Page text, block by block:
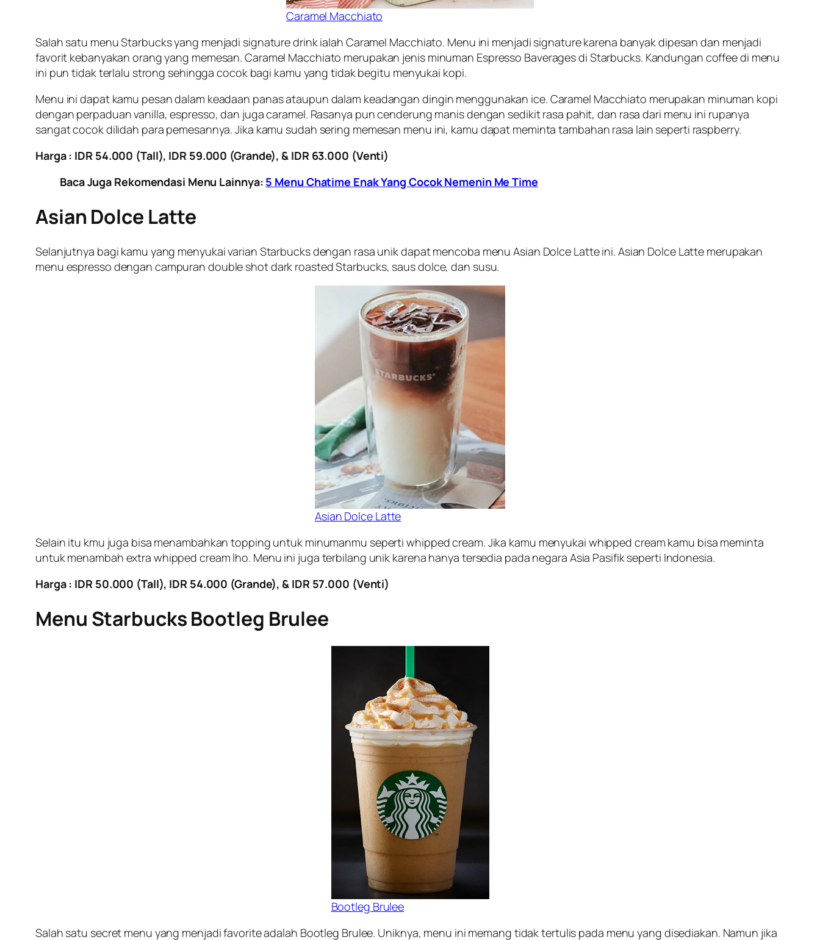
Caramel Macchiato
Salah satu menu Starbucks yang menjadi signature drink ialah Caramel Macchiato. Menu ini menjadi signature karena banyak dipesan dan menjadi
favorit kebanyakan orang yang memesan. Caramel Macchiato merupakan jenis minuman Espresso Baverages di Starbucks. Kandungan coffee di menu
ini pun tidak terlalu strong sehingga cocok bagi kamu yang tidak begitu menyukai kopi.
Menu ini dapat kamu pesan dalam keadaan panas ataupun dalam keadangan dingin menggunakan ice. Caramel Macchiato merupakan minuman kopi
dengan perpaduan vanilla, espresso, dan juga caramel. Rasanya pun cenderung manis dengan sedikit rasa pahit, dan rasa dari menu ini rupanya
sangat cocok dilidah para pemesannya. Jika kamu sudah sering memesan menu ini, kamu dapat meminta tambahan rasa lain seperti raspberry.
Harga : IDR 54.000 (Tall), IDR 59.000 (Grande), & IDR 63.000 (Venti)
Baca Juga Rekomendasi Menu Lainnya: 5 Menu Chatime Enak Yang Cocok Nemenin Me Time
Asian Dolce Latte
Selanjutnya bagi kamu yang menyukai varian Starbucks dengan rasa unik dapat mencoba menu Asian Dolce Latte ini. Asian Dolce Latte merupakan
menu espresso dengan campuran double shot dark roasted Starbucks, saus dolce, dan susu.
Asian Dolce Latte
Selain itu kmu juga bisa menambahkan topping untuk minumanmu seperti whipped cream. Jika kamu menyukai whipped cream kamu bisa meminta
untuk menambah extra whipped cream lho. Menu ini juga terbilang unik karena hanya tersedia pada negara Asia Pasifik seperti Indonesia.
Harga : IDR 50.000 (Tall), IDR 54.000 (Grande), & IDR 57.000 (Venti)
Menu Starbucks Bootleg Brulee
Bootleg Brulee
Salah satu secret menu yang menjadi favorite adalah Bootleg Brulee. Uniknya, menu ini memang tidak tertulis pada menu yang disediakan. Namun jika